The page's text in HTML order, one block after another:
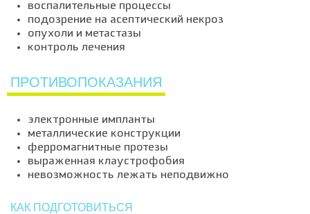
воспалительные процессы
подозрение на асептический некроз
опухоли и метастазы
контроль лечения
ПРОТИВОПОКАЗАНИЯ
электронные импланты
металлические конструкции
ферромагнитные протезы
выраженная клаустрофобия
невозможность лежать неподвижно
КАК ПОДГОТОВИТЬСЯ